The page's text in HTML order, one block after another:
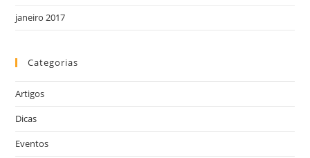
janeiro 2017
Categorias
Artigos
Dicas
Eventos